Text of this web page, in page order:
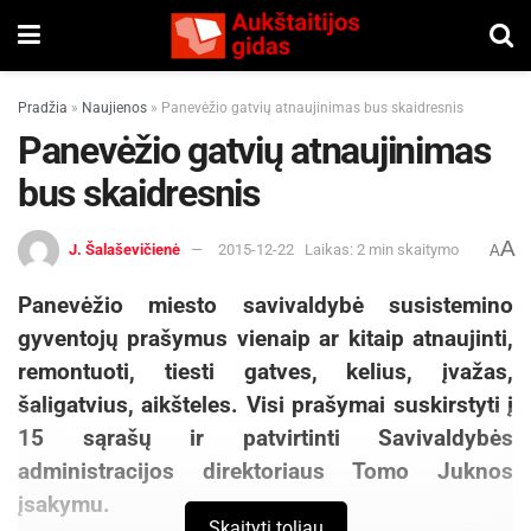
Pradžia » Naujienos » Panevėžio gatvių atnaujinimas bus skaidresnis
Panevėžio gatvių atnaujinimas
bus skaidresnis
J. Šalaševičienė 2015-12-22 Laikas: 2 min skaitymo AA
Panevėžio miesto savivaldybė susistemino
gyventojų prašymus vienaip ar kitaip atnaujinti,
remontuoti, tiesti gatves, kelius, įvažas,
šaligatvius, aikšteles. Visi prašymai suskirstyti į
15 sąrašų ir patvirtinti Savivaldybės
administracijos direktoriaus Tomo Juknos
įsakymu.